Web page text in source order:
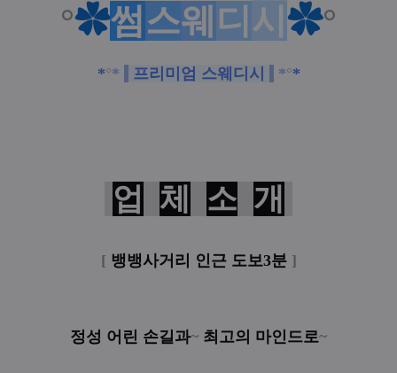
°✿썸 스웨 디 시 ✿°
*°* 프리미엄 스웨디시 *°*
업 체 소 개
[ 뱅뱅사거리 인근 도보3분 ]
정성 어린 손길과~ 최고의 마인드로~